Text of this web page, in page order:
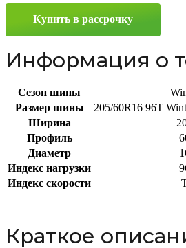
PW-
205/60
96T
Купить в рассрочку
Информация о
Сезон шины
Размер шины
205/60R16 96T
Ширина
Профиль
Диаметр
Индекс нагрузки
Индекс скорости
Краткое